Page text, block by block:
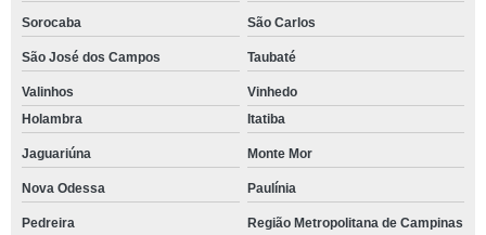
Sorocaba São Carlos
São José dos Campos Taubaté
Valinhos
Vinhedo
Holambra
Itatiba
Jaguariúna Monte Mor
Nova Odessa Paulínia
Pedreira Região Metropolitana de Campinas